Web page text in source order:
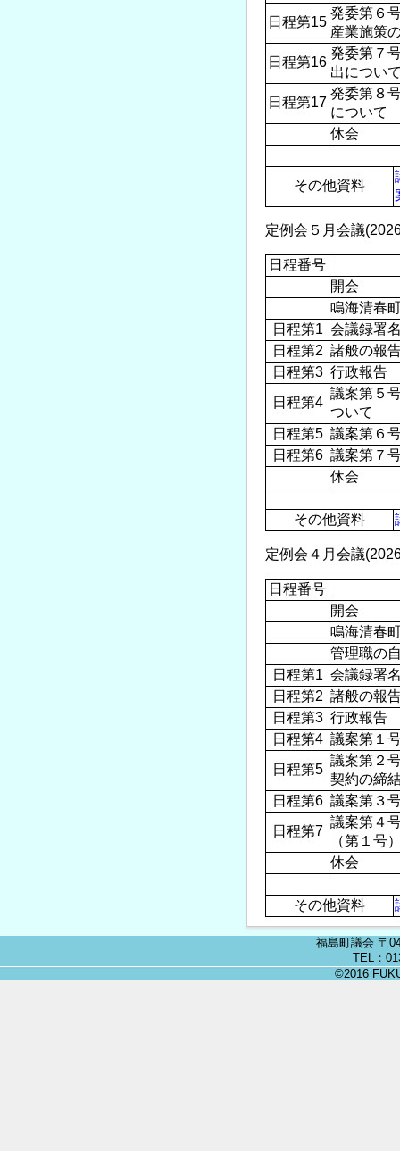
日程第15
発委第６
産業施策
日程第16
発委第７
出につい
日程第17
発委第８
について
休会
その他資料
定例会５月会議
日程番号
開会
鳴海清春
日程第1 会議録署
日程第2 諸般の報
日程第3 行政報告
日程第4
議案第５
ついて
日程第5 議案第６
日程第6 議案第７
休会
その他資料
定例会４月会議
日程番号
開会
鳴海清春
管理職の
日程第1 会議録署
日程第2 諸般の報
日程第3 行政報告
日程第4 議案第１
日程第5
議案第２
契約の締
日程第6 議案第３
日程第7
議案第４
（第１号
休会
その他資料
福島町議会 〒
TEL：
©2016